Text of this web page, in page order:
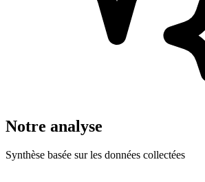
Notre analyse
Synthèse basée sur les données collectées